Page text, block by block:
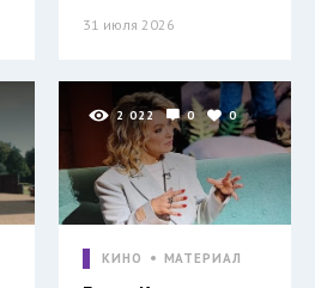
31 июля 2026
2 022 0 0
КИНО МАТЕРИАЛ